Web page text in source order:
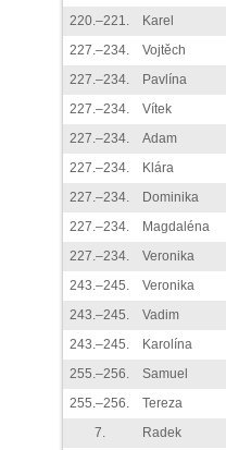
220.–221.
Karel
227.–234.
Vojtěch
227.–234.
Pavlína
227.–234.
Vítek
227.–234.
Adam
227.–234.
Klára
227.–234.
Dominika
227.–234.
Magdaléna
227.–234.
Veronika
243.–245.
Veronika
243.–245.
Vadim
243.–245.
Karolína
255.–256.
Samuel
255.–256.
Tereza
7.
Radek